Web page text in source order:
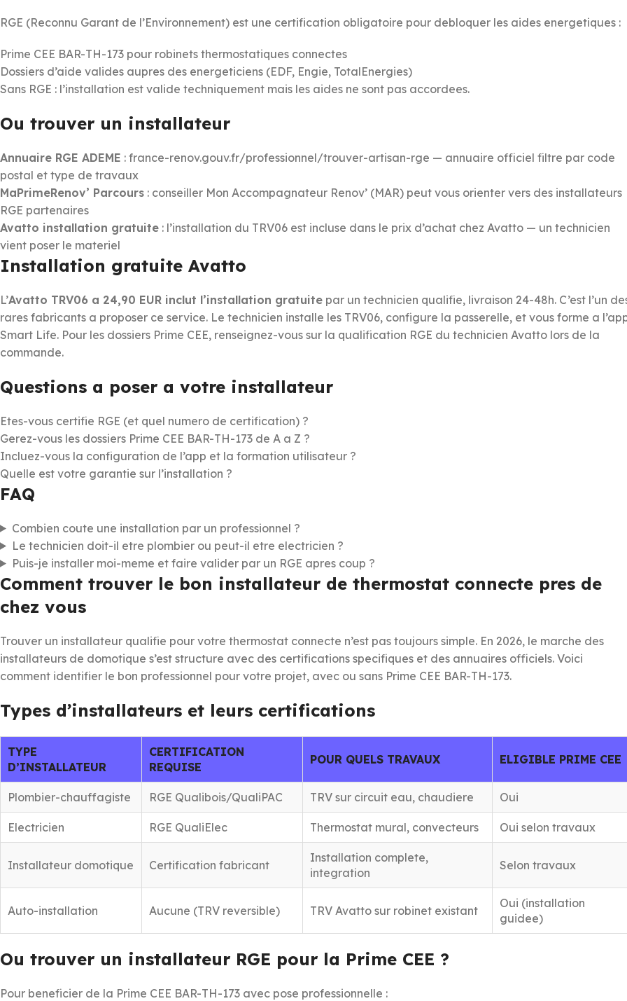
RGE (Reconnu Garant de l’Environnement) est une certification obligatoire pour debloquer les aides energetiques :
Prime CEE BAR-TH-173 pour robinets thermostatiques connectes
Dossiers d’aide valides aupres des energeticiens (EDF, Engie, TotalEnergies)
Sans RGE : l’installation est valide techniquement mais les aides ne sont pas accordees.
Ou trouver un installateur
Annuaire RGE ADEME : france-renov.gouv.fr/professionnel/trouver-artisan-rge — annuaire officiel filtre par code
postal et type de travaux
MaPrimeRenov’ Parcours : conseiller Mon Accompagnateur Renov’ (MAR) peut vous orienter vers des installateurs
RGE partenaires
Avatto installation gratuite : l’installation du TRV06 est incluse dans le prix d’achat chez Avatto — un technicien
vient poser le materiel
Installation gratuite Avatto
L’Avatto TRV06 a 24,90 EUR inclut l’installation gratuite par un technicien qualifie, livraison 24-48h. C’est l’un
rares fabricants a proposer ce service. Le technicien installe les TRV06, configure la passerelle, et vous forme a
Smart Life. Pour les dossiers Prime CEE, renseignez-vous sur la qualification RGE du technicien Avatto lors de la
commande.
Questions a poser a votre installateur
Etes-vous certifie RGE (et quel numero de certification) ?
Gerez-vous les dossiers Prime CEE BAR-TH-173 de A a Z ?
Incluez-vous la configuration de l’app et la formation utilisateur ?
Quelle est votre garantie sur l’installation ?
FAQ
Combien coute une installation par un professionnel ?
Le technicien doit-il etre plombier ou peut-il etre electricien ?
Puis-je installer moi-meme et faire valider par un RGE apres coup ?
Comment trouver le bon installateur de thermostat connecte pres de
chez vous
Trouver un installateur qualifie pour votre thermostat connecte n’est pas toujours simple. En 2026, le marche des
installateurs de domotique s’est structure avec des certifications specifiques et des annuaires officiels. Voici
comment identifier le bon professionnel pour votre projet, avec ou sans Prime CEE BAR-TH-173.
Types d’installateurs et leurs certifications
TYPE
D’INSTALLATEUR
CERTIFICATION
REQUISE
POUR QUELS TRAVAUX ELIGIBLE PRIME CEE
Plombier-chauffagiste RGE Qualibois/QualiPAC TRV sur circuit eau, chaudiere Oui
Electricien RGE QualiElec Thermostat mural, convecteurs Oui selon travaux
Installateur domotique Certification fabricant
Installation complete,
integration
Selon travaux
Auto-installation Aucune (TRV reversible) TRV Avatto sur robinet existant
Oui (installation
guidee)
Ou trouver un installateur RGE pour la Prime CEE ?
Pour beneficier de la Prime CEE BAR-TH-173 avec pose professionnelle :